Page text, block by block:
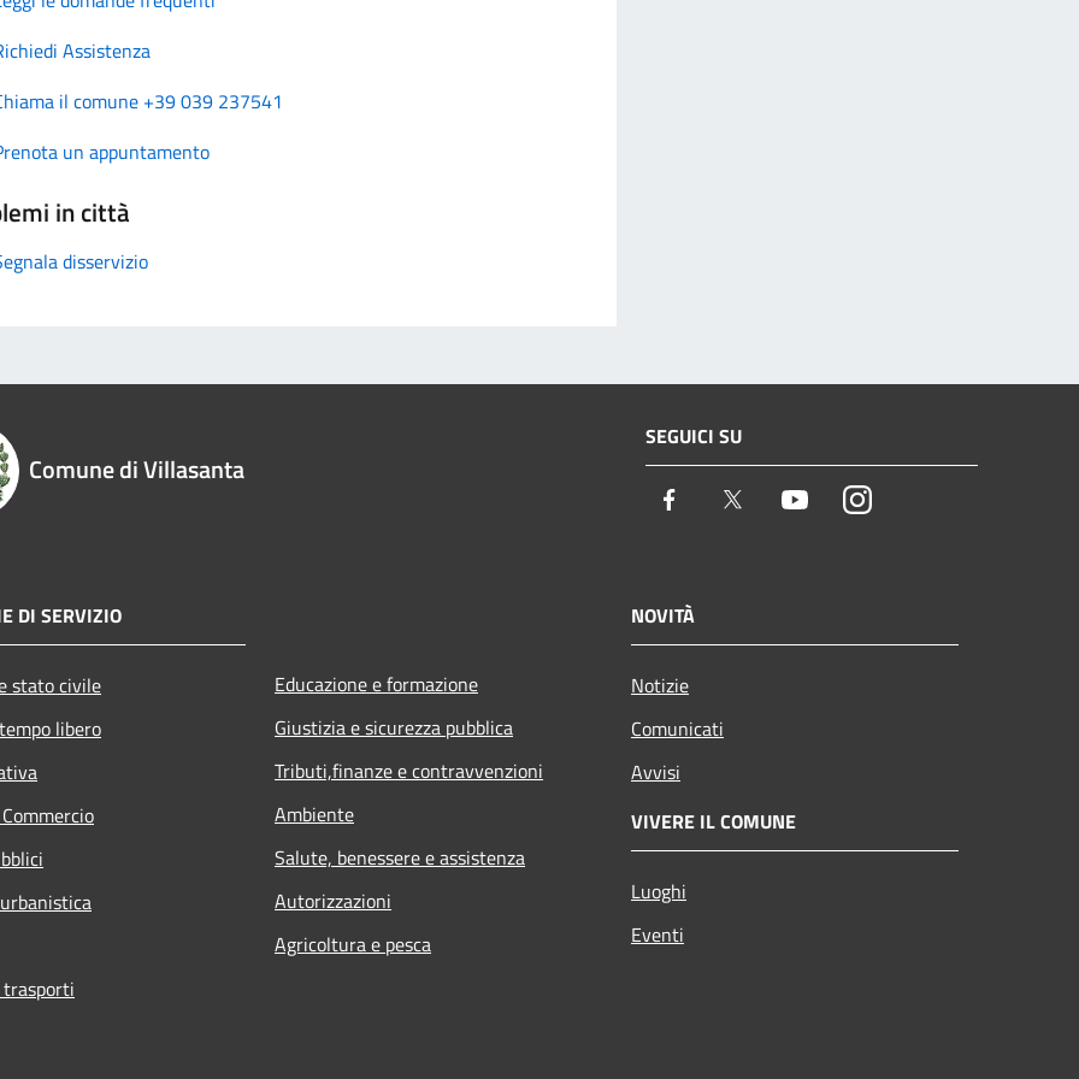
Assistenza
il comune +39 039 237541
un appuntamento
in città
disservizio
Comune di Villasanta
SEGUICI SU
Facebook Twitter YoutubeInstagram
DI SERVIZIO
stato civile
libero
Educazione e formazione
Giustizia e sicurezza pubblica
Tributi,finanze e contravvenzioni
Ambiente
Salute, benessere e assistenza
Autorizzazioni
Agricoltura e pesca
NOVITÀ
Notizie
Comunicati
Avvisi
VIVERE IL COMUNE
Luoghi
Eventi